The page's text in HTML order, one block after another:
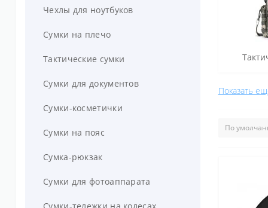
Спортивные рюкзаки
Рюкзаки для мам
Рюкзаки женские
Тактические рюкзаки
Рюкзаки туристические
Велорюкзаки
Школьные рюкзаки
Детские рюкзаки
Гермомешки
Чехлы для ноутбуков
Сумки на плечо
Тактические сумки
Сумки для документов
Сумки-косметички
Сумки на пояс
Сумка-рюкзак
Сумки для фотоаппарата
Показать